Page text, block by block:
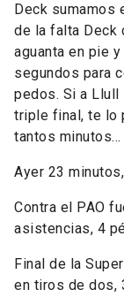
Deck sumamos
de la falta Deck
aguanta en pie
segundos para
pedos. Si a Llull
triple final, te lo
tantos minutos...
Ayer 23
Contra el PAO
asistencias, 4
Final de la
en tiros de dos,